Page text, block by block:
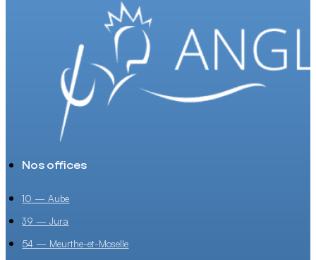
Nos offices
10 — Aube
39 — Jura
54 — Meurthe-et-Moselle